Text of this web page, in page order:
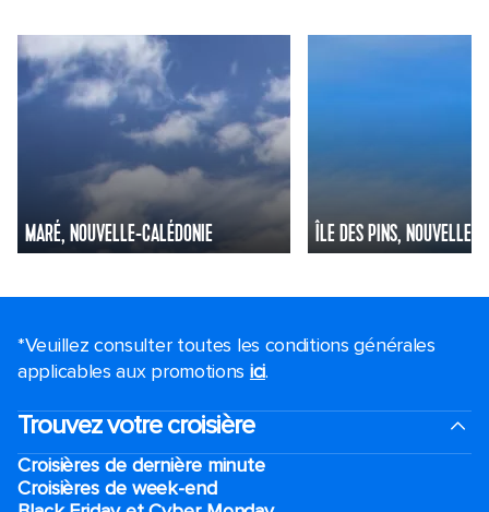
MARÉ, NOUVELLE-CALÉDONIE ÎLE DES PINS, NOUVELLE-
*Veuillez consulter toutes les conditions générales
applicables aux promotions ici.
Trouvez votre croisière
Croisières de dernière minute
Croisières de week-end